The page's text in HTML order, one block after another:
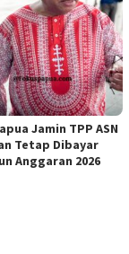
Jamin TPP ASN
Tetap Dibayar
Anggaran 2026